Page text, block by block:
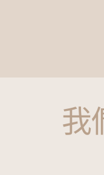
我